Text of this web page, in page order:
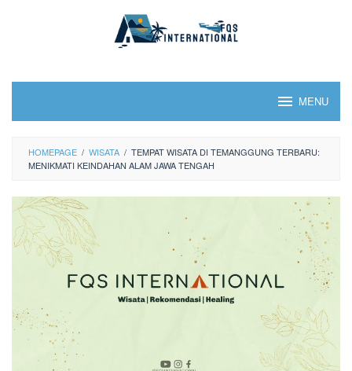
MENU
HOMEPAGE / WISATA / TEMPAT WISATA DI TEMANGGUNG TERBARU:
MENIKMATI KEINDAHAN ALAM JAWA TENGAH